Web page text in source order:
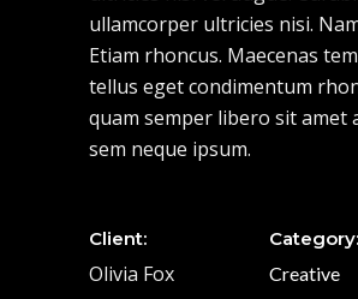
ullamcorper ultricies nisi.
Etiam rhoncus. Maecenas
tellus eget condimentum
quam semper libero sit amet
sem neque ipsum.
Client:
Olivia Fox
Category:
Creative